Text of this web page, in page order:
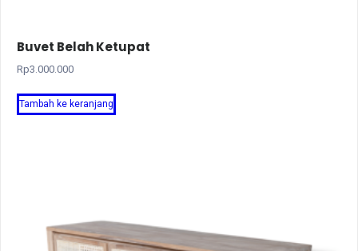
Buvet Belah Ketupat
Rp3.000.000
Tambah ke keranjang